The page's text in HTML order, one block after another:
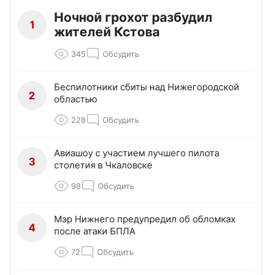
1
Ночной грохот разбудил
жителей Кстова
345 Обсудить
2
Беспилотники сбиты над Нижегородской
областью
228 Обсудить
3
Авиашоу с участием лучшего пилота
столетия в Чкаловске
98 Обсудить
4
Мэр Нижнего предупредил об обломках
после атаки БПЛА
72 Обсудить